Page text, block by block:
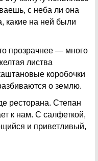
с неба ли она
какие на ней были
прозрачнее — много
листва
коробочки
о землю.
ресторана. Степан
к нам. С салфеткой,
и приветливый,